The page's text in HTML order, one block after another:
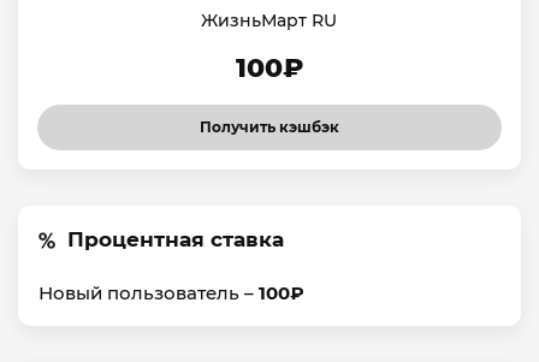
ЖизньМарт RU
100₽
Получить кэшбэк
Процентная ставка
Новый пользователь – 100₽